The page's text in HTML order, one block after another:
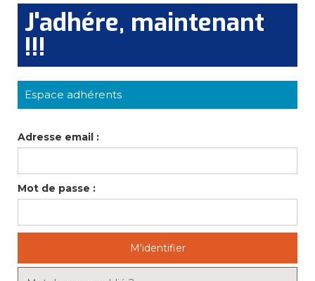
J'adhére, maintenant
!!!
Espace adhérents
Adresse email :
Mot de passe :
M'identifier